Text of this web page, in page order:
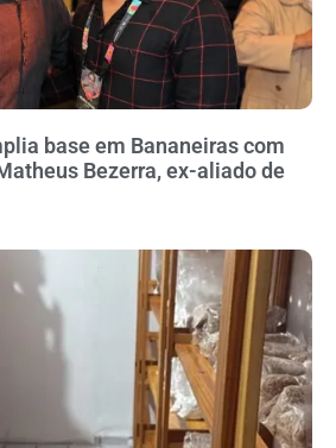
base em Bananeiras com
Bezerra, ex-aliado de